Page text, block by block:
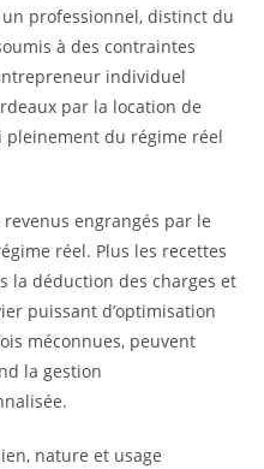
professionnel, distinct du
à des contraintes
individuel
par la location de
du régime réel
engrangés par le
réel. Plus les recettes
la déduction des charges et
puissant d’optimisation
méconnues, peuvent
la gestion
nature et usage